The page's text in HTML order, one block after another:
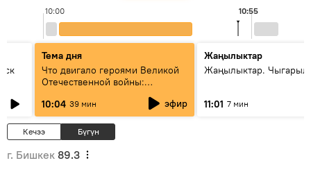
10:00 10:55
Тема дня
Что двигало героями Великой
Отечественной войны:
Тулебердиева
10:04 39 мин эфир
Жаңылыктар
Жаңылыктар.
11:01 7 мин
Кечээ Бүгүн
г. Бишкек 89.3